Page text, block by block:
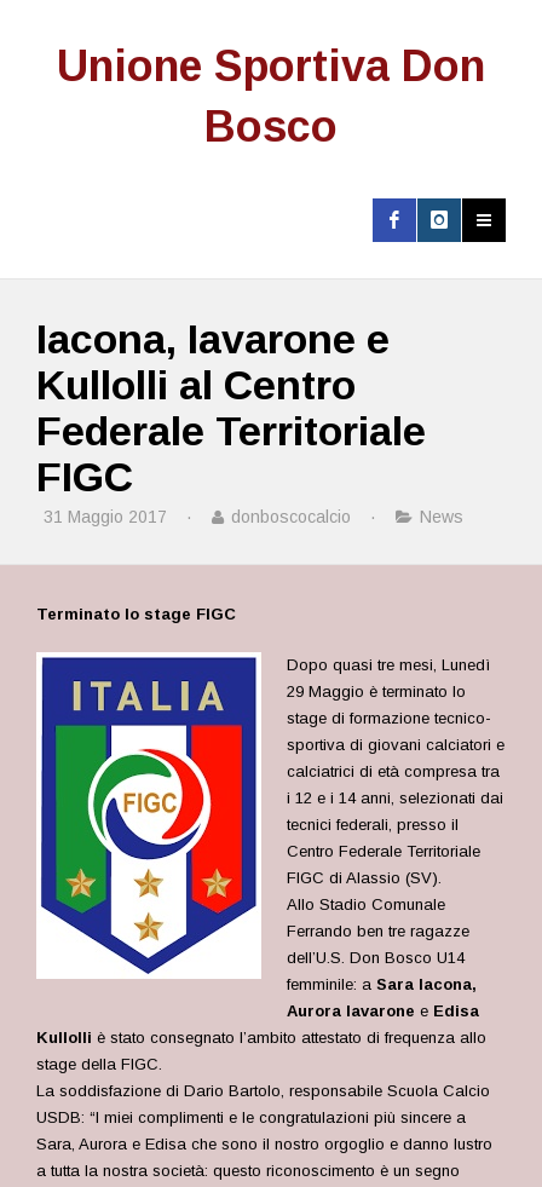
Unione Sportiva Don
Bosco
Iacona, Iavarone e
Kullolli al Centro
Federale Territoriale
FIGC
31 Maggio 2017 · donboscocalcio · News
Terminato lo stage FIGC
Dopo quasi tre mesi, Lunedì
29 Maggio è terminato lo
stage di formazione tecnico-
sportiva di giovani calciatori e
calciatrici di età compresa tra
i 12 e i 14 anni, selezionati dai
tecnici federali, presso il
Centro Federale Territoriale
FIGC di Alassio (SV).
Allo Stadio Comunale
Ferrando ben tre ragazze
dell’U.S. Don Bosco U14
femminile: aSara Iacona,
Aurora Iavarone e Edisa
Kullolli è stato consegnato l’ambito attestato di frequenza allo
stage della FIGC.
La soddisfazione di Dario Bartolo, responsabile Scuola Calcio
USDB: “I miei complimenti e le congratulazioni più sincere a
Sara, Aurora e Edisa che sono il nostro orgoglio e danno lustro
a tutta la nostra società: questo riconoscimento è un segno